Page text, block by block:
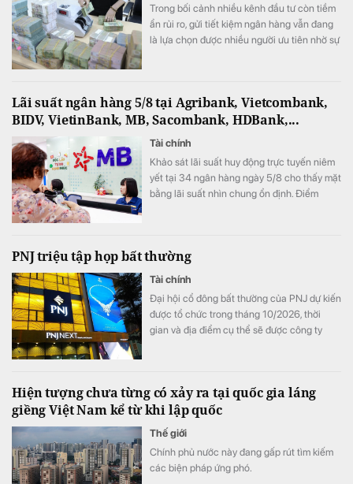
Trong bối cảnh nhiều kênh đầu tư còn tiềm
ẩn rủi ro, gửi tiết kiệm ngân hàng vẫn đang
là lựa chọn được nhiều người ưu tiên nhờ sự
Lãi suất ngân hàng 5/8 tại Agribank, Vietcombank,
BIDV, VietinBank, MB, Sacombank, HDBank,...
Tài chính
Khảo sát lãi suất huy động trực tuyến niêm
yết tại 34 ngân hàng ngày 5/8 cho thấy mặt
bằng lãi suất nhìn chung ổn định. Điểm
mức 7,3%/năm.
PNJ triệu tập họp bất thường
Tài chính
Đại hội cổ đông bất thường của PNJ dự kiến
được tổ chức trong tháng 10/2026, thời
gian và địa điểm cụ thể sẽ được công ty
Hiện tượng chưa từng có xảy ra tại quốc gia láng
giềng Việt Nam kể từ khi lập quốc
Thế giới
Chính phủ nước này đang gấp rút tìm kiếm
các biện pháp ứng phó.